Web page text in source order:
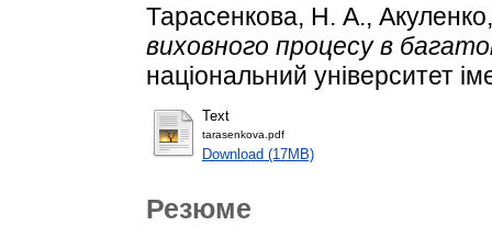
Тарасенкова, Н. А.,
виховного процесу в
національний університет
Text
tarasenkova.pdf
Download (17MB)
Резюме